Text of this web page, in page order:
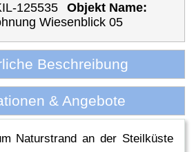
125535
Objekt Name:
Wiesenblick 05
Beschreibung
& Angebote
Naturstrand an der Steilküste